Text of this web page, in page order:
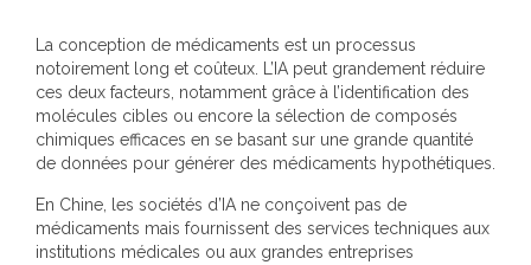
La conception de médicaments est un processus
notoirement long et coûteux. L’IA peut grandement réduire
ces deux facteurs, notamment grâce à l’identification des
molécules cibles ou encore la sélection de composés
chimiques efficaces en se basant sur une grande quantité
de données pour générer des médicaments hypothétiques.
En Chine, les sociétés d’IA ne conçoivent pas de
médicaments mais fournissent des services techniques aux
institutions médicales ou aux grandes entreprises